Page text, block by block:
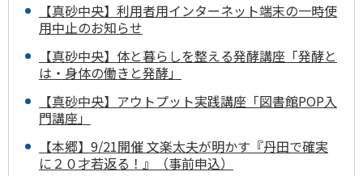
【真砂中央】利用者用インターネット端末の一時使
用中止のお知らせ
【真砂中央】体と暮らしを整える発酵講座「発酵と
は・身体の働きと発酵」
【真砂中央】アウトプット実践講座「図書館POP入
門講座」
【本郷】9/21開催 文楽太夫が明かす『丹田で確実
に２０才若返る！』（事前申込）